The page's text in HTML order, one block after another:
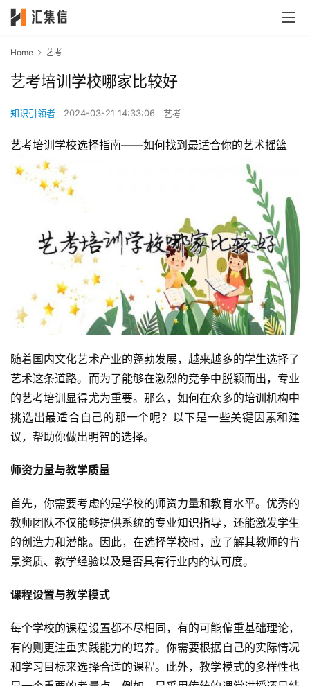
Home 艺考
艺考培训学校哪家比较好
知识引领者 2024-03-21 14:33:06 艺考
艺考培训学校选择指南——如何找到最适合你的艺术摇篮
随着国内文化艺术产业的蓬勃发展，越来越多的学生选择了
艺术这条道路。而为了能够在激烈的竞争中脱颖而出，专业
的艺考培训显得尤为重要。那么，如何在众多的培训机构中
挑选出最适合自己的那一个呢？以下是一些关键因素和建
议，帮助你做出明智的选择。
师资力量与教学质量
首先，你需要考虑的是学校的师资力量和教育水平。优秀的
教师团队不仅能够提供系统的专业知识指导，还能激发学生
的创造力和潜能。因此，在选择学校时，应了解其教师的背
景资质、教学经验以及是否具有行业内的认可度。
课程设置与教学模式
每个学校的课程设置都不尽相同，有的可能偏重基础理论，
有的则更注重实践能力的培养。你需要根据自己的实际情况
和学习目标来选择合适的课程。此外，教学模式的多样性也